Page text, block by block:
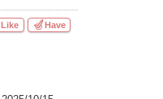
Like Have